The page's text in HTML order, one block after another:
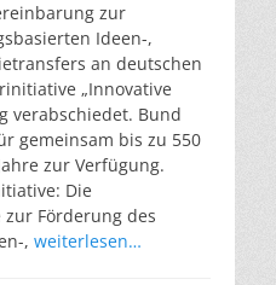
zur
Ideen-,
an deutschen
„Innovative
verabschiedet. Bund
gemeinsam bis zu 550
zur Verfügung.
Die
Förderung des
, weiterlesen…